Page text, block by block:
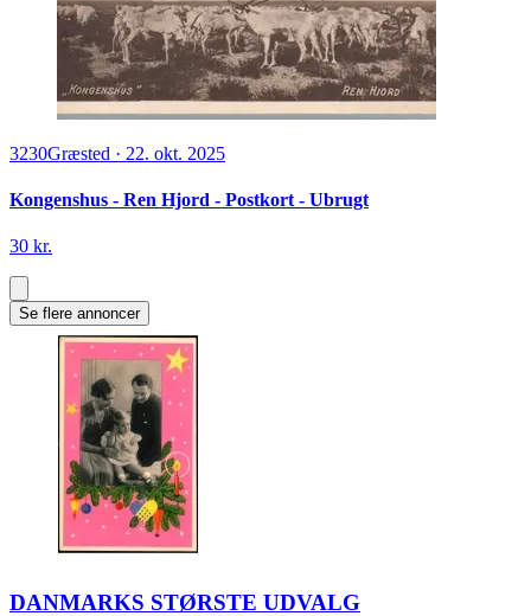
3230Græsted · 22. okt. 2025
Kongenshus - Ren Hjord - Postkort - Ubrugt
30 kr.
Se flere annoncer
DANMARKS STØRSTE UDVALG